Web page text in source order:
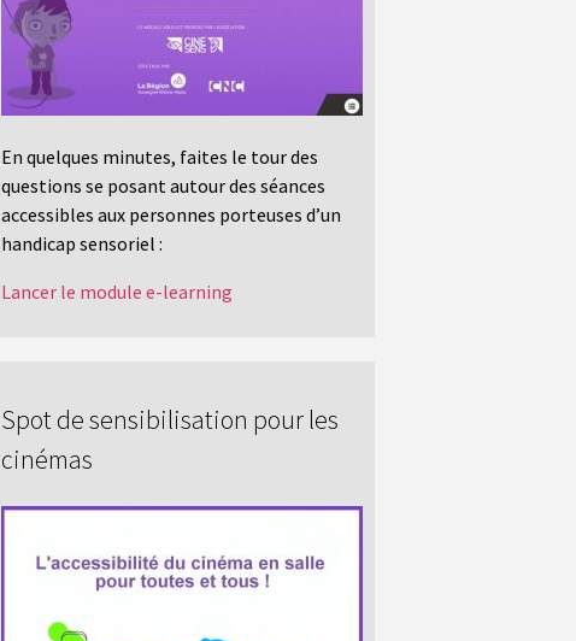
En quelques minutes, faites le tour des
questions se posant autour des séances
accessibles aux personnes porteuses d’un
handicap sensoriel :
Lancer le module e-learning
Spot de sensibilisation pour les
cinémas